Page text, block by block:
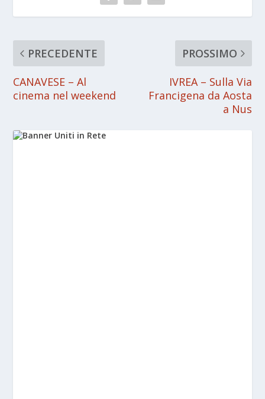
PRECEDENTE
CANAVESE – Al
cinema nel weekend
PROSSIMO
IVREA – Sulla Via
Francigena da Aosta
a Nus